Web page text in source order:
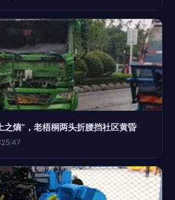
之熵”，老梧桐两头折腰挡社区黄昏